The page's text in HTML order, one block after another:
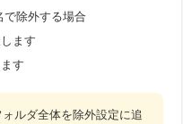
で除外する場合
ます
す
ルダ全体を除外設定に追